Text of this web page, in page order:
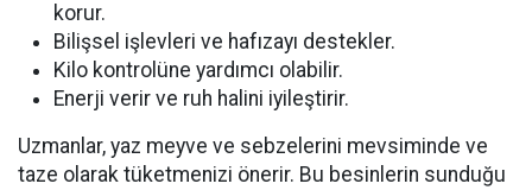
korur.
Bilişsel işlevleri ve hafızayı destekler.
Kilo kontrolüne yardımcı olabilir.
Enerji verir ve ruh halini iyileştirir.
Uzmanlar, yaz meyve ve sebzelerini mevsiminde ve
taze olarak tüketmenizi önerir. Bu besinlerin sunduğu